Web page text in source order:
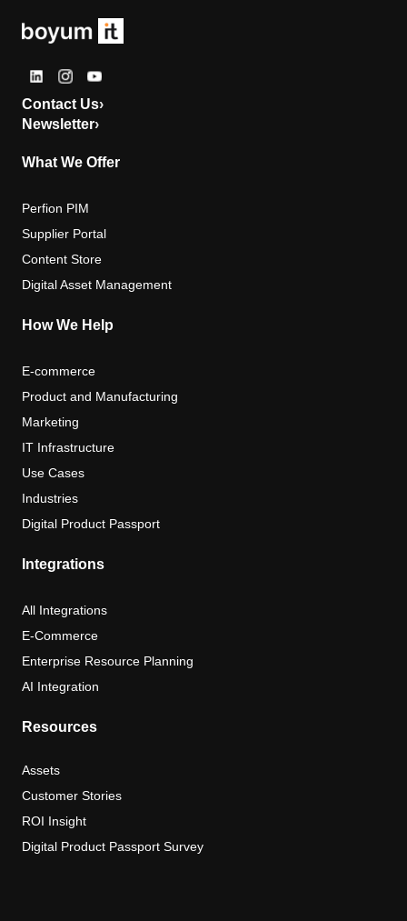
Contact Us›
Newsletter›
What We Offer
Perfion PIM
Supplier Portal
Content Store
Digital Asset Management
How We Help
E-commerce
Product and Manufacturing
Marketing
IT Infrastructure
Use Cases
Industries
Digital Product Passport
Integrations
All Integrations
E-Commerce
Enterprise Resource Planning
AI Integration
Resources
Assets
Customer Stories
ROI Insight
Digital Product Passport Survey